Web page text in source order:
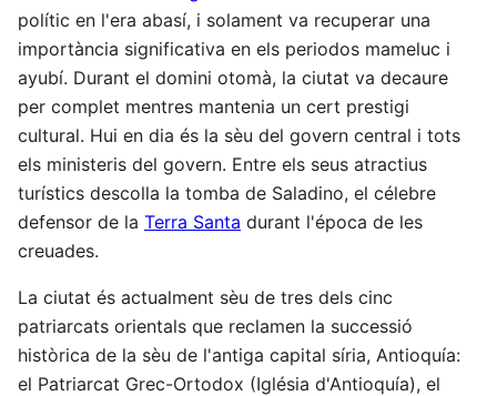
polític en l'era abasí, i solament va recuperar una
importància significativa en els periodos mameluc i
ayubí. Durant el domini otomà, la ciutat va decaure
per complet mentres mantenia un cert prestigi
cultural. Hui en dia és la sèu del govern central i tots
els ministeris del govern. Entre els seus atractius
turístics descolla la tomba de Saladino, el célebre
defensor de la Terra Santa durant l'época de les
creuades.
La ciutat és actualment sèu de tres dels cinc
patriarcats orientals que reclamen la successió
històrica de la sèu de l'antiga capital síria, Antioquía:
el Patriarcat Grec-Ortodox (Iglésia d'Antioquía), el